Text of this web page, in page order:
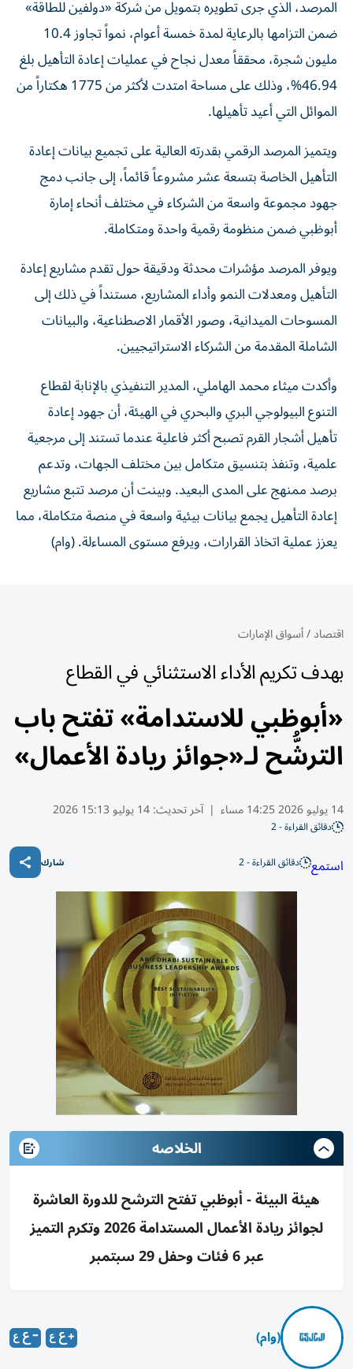
المرصد، الذي جرى تطويره بتمويل من شركة «دولفين للطاقة»
ضمن التزامها بالرعاية لمدة خمسة أعوام، نمواً تجاوز 10.4
مليون شجرة، محققاً معدل نجاح في عمليات إعادة التأهيل بلغ
46.94%، وذلك على مساحة امتدت لأكثر من 1775 هكتاراً من
الموائل التي أعيد تأهيلها.
ويتميز المرصد الرقمي بقدرته العالية على تجميع بيانات إعادة
التأهيل الخاصة بتسعة عشر مشروعاً قائماً، إلى جانب دمج
جهود مجموعة واسعة من الشركاء في مختلف أنحاء إمارة
أبوظبي ضمن منظومة رقمية واحدة ومتكاملة.
ويوفر المرصد مؤشرات محدثة ودقيقة حول تقدم مشاريع إعادة
التأهيل ومعدلات النمو وأداء المشاريع، مستنداً في ذلك إلى
المسوحات الميدانية، وصور الأقمار الاصطناعية، والبيانات
الشاملة المقدمة من الشركاء الاستراتيجيين.
وأكدت ميثاء محمد الهاملي، المدير التنفيذي بالإنابة لقطاع
التنوع البيولوجي البري والبحري في الهيئة، أن جهود إعادة
تأهيل أشجار القرم تصبح أكثر فاعلية عندما تستند إلى مرجعية
علمية، وتنفذ بتنسيق متكامل بين مختلف الجهات، وتدعم
برصد ممنهج على المدى البعيد. وبينت أن مرصد تتبع مشاريع
إعادة التأهيل يجمع بيانات بيئية واسعة في منصة متكاملة، مما
يعزز عملية اتخاذ القرارات، ويرفع مستوى المساءلة. (وام)
اقتصاد/أسواق الإمارات
بهدف تكريم الأداء الاستثنائي في القطاع
«أبوظبي للاستدامة» تفتح باب
الترشُّح لـ«جوائز ريادة الأعمال»
14 يوليو 2026 14:25 مساء | آخر تحديث:14 يوليو 15:13 2026
دقائق القراءة - 2
استمع دقائق القراءة - 2 شارك
الخلاصه
هيئة البيئة - أبوظبي تفتح الترشح للدورة العاشرة
لجوائز ريادة الأعمال المستدامة 2026 وتكرم التميز
عبر 6 فئات وحفل 29 سبتمبر
(وام)